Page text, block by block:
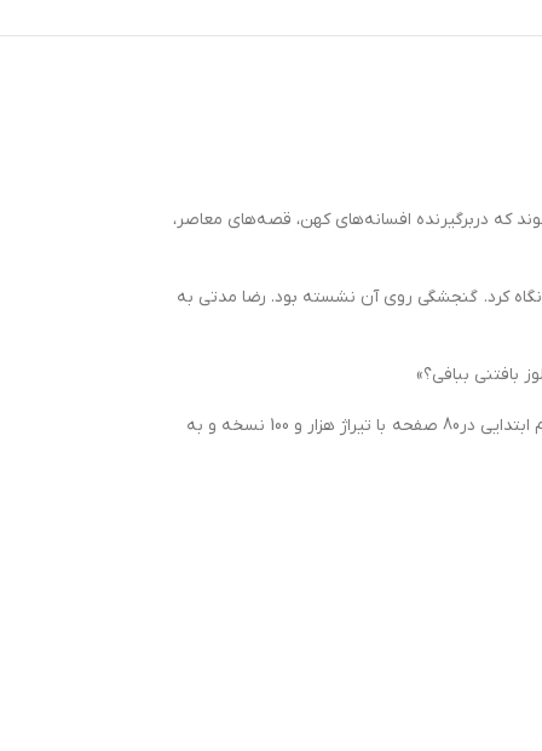
که دربرگیرنده افسانه‌های کهن، قصه‌های معاصر،
کرد. گنجشگی روی آن نشسته بود. رضا مدتی به
ببافی؟»
مجموعه قصه‌های« 30 قصه برای 30 شب» نوشته مژگان شیخی با تصویرگری عطیه سهرابی، ویژه فصل بهار و گروه سنی پیش دبستانی و سال‌های اول و دوم ابتدایی در80 صفحه با تیراژ هزار و 100 نسخه و به